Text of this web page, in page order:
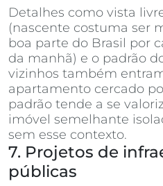
Detalhes como vista
(nascente costuma ser
boa parte do Brasil por
da manhã) e o padrão
vizinhos também
apartamento cercado
padrão tende a se
imóvel semelhante
sem esse contexto.
7. Projetos de
públicas